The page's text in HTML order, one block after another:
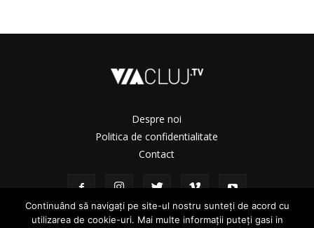
Despre noi
Politica de confidentialitate
Contact
Continuând să navigați pe site-ul nostru sunteți de acord cu
utilizarea de cookie-uri. Mai multe informații puteți gasi in